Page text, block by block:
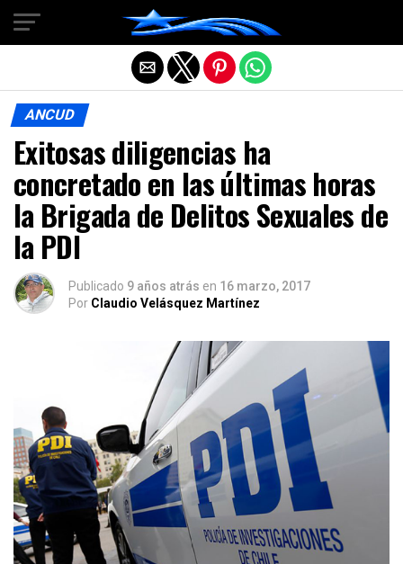
ANCUD
Exitosas diligencias ha
concretado en las últimas horas
la Brigada de Delitos Sexuales de
la PDI
Publicado 9 años atrás en 16 marzo, 2017
Por Claudio Velásquez Martínez
Salir de la versión móvil